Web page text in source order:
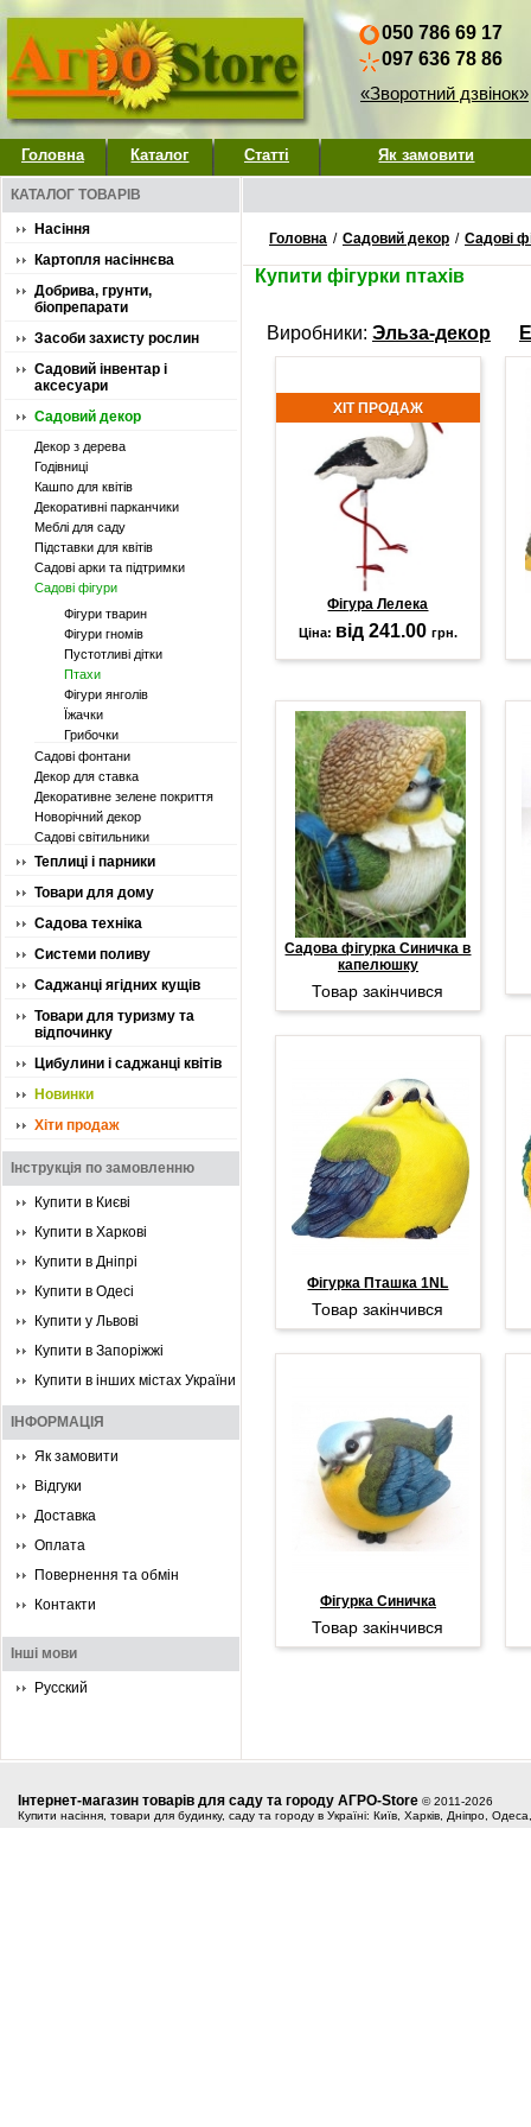
050 786 69 17
097 636 78 86
«Зворотний дзвінок»
Головна Каталог Статті Як замовити
КАТАЛОГ ТОВАРІВ
Насіння
Картопля насіннєва
Добрива, грунти,
біопрепарати
Засоби захисту рослин
Садовий інвентар і
аксесуари
Садовий декор
Декор з дерева
Годівниці
Кашпо для квітів
Декоративні парканчики
Меблі для саду
Підставки для квітів
Садові арки та підтримки
Садові фігури
Фігури тварин
Фігури гномів
Пустотливі дітки
Птахи
Фігури янголів
Їжачки
Грибочки
Садові фонтани
Декор для ставка
Декоративне зелене покриття
Новорічний декор
Садові світильники
Теплиці і парники
Товари для дому
Садова техніка
Системи поливу
Саджанці ягідних кущів
Товари для туризму та
відпочинку
Цибулини і саджанці квітів
Новинки
Хіти продаж
Інструкція по замовленню
Купити в Києві
Купити в Харкові
Купити в Дніпрі
Купити в Одесі
Купити у Львові
Купити в Запоріжжі
Купити в інших містах України
ІНФОРМАЦІЯ
Як замовити
Відгуки
Доставка
Оплата
Повернення та обмін
Контакти
Інші мови
Русский
Головна / Садовий декор / Садові
Купити фігурки птахів
Виробники: Эльза-декор
ХІТ ПРОДАЖ
Фігура Лелека
Ціна: від 241.00 грн.
Садова фігурка Синичка в
капелюшку
Товар закінчився
Фігурка Пташка 1NL
Товар закінчився
Фігурка Синичка
Товар закінчився
Інтернет-магазин товарів для саду та городу АГРО-Store © 2011-2026
Купити насіння, товари для будинку, саду та городу в Україні: Київ, Харків, Дніпро,